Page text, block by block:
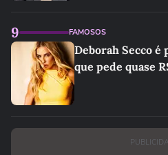
9 FAMOSOS
Deborah Secco é
que pede quase